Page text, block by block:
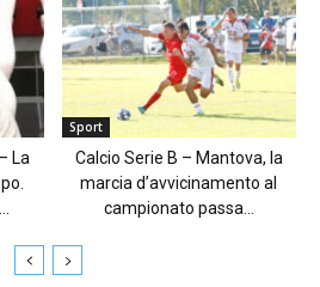
La
Sport
Calcio Serie B – Mantova, la
marcia d’avvicinamento al
campionato passa...